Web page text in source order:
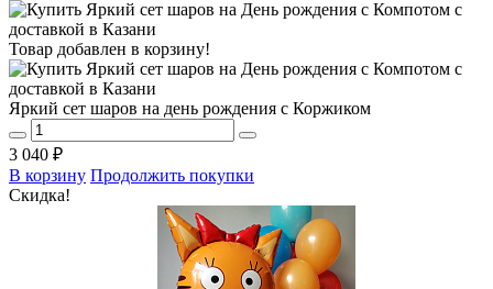
Товар добавлен в корзину!
Яркий сет шаров на день рождения с Коржиком
3 040 ₽
В корзину Продолжить покупки
Скидка!